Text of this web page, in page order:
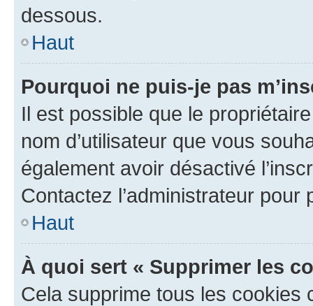
dessous.
Haut
Pourquoi ne puis-je pas
Il est possible que le
nom d’utilisateur que vous
également avoir désactivé
Contactez l’administrateur
Haut
À quoi sert « Supprimer les
Cela supprime tous les cookies